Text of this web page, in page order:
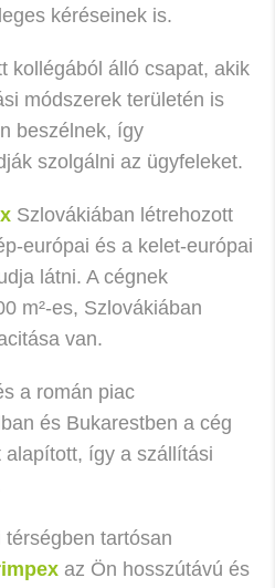
kéréseinek is.
kollégából álló csapat, akik
módszerek területén is
beszélnek, így
szolgálni az ügyfeleket.
Szlovákiában létrehozott
európai és a kelet-európai
látni. A cégnek
m²-es, Szlovákiában
van.
a román piac
és Bukarestben a cég
alapított, így a szállítási
tartósan
az Ön hosszútávú és